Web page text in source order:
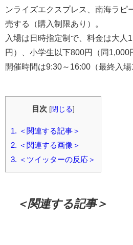
ンライズエクスプレス、南海ラピ
売する（購入制限あり）。
入場は日時指定制で、料金は大人
円）、小学生以下800円（同1,000
開催時間は9:30～16:00（最終入場
目次 [閉じる]
1. ＜関連する記事＞
2. ＜関連する画像＞
3. ＜ツイッターの反応＞
＜関連する記事＞